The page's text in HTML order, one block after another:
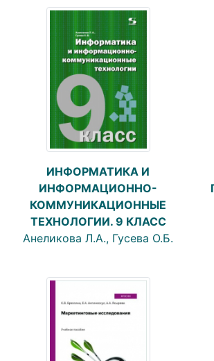
ИНФОРМАТИКА И
ИНФОРМАЦИОННО-
КОММУНИКАЦИОННЫЕ
ТЕХНОЛОГИИ. 9 КЛАСС
Анеликова Л.А., Гусева О.Б.